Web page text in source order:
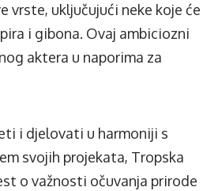
vrste, uključujući neke koje će
i gibona. Ovaj ambiciozni
aktera u naporima za
i djelovati u harmoniji s
svojih projekata, Tropska
o važnosti očuvanja prirode